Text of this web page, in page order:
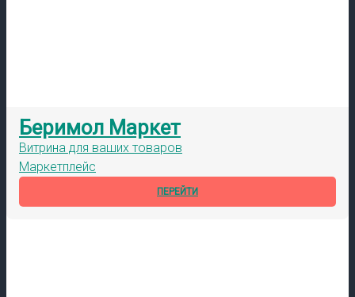
Беримол Маркет
Витрина для ваших товаров
Маркетплейс
ПЕРЕЙТИ